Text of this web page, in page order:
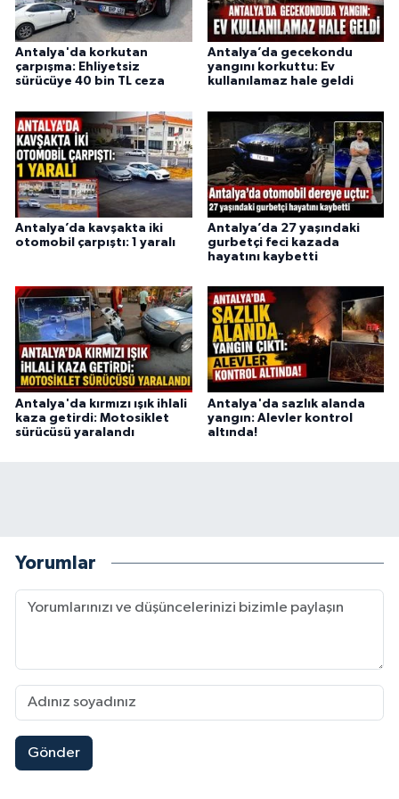
Antalya'da korkutan
çarpışma: Ehliyetsiz
sürücüye 40 bin TL ceza
Antalya’da gecekondu
yangını korkuttu: Ev
kullanılamaz hale geldi
Antalya’da kavşakta iki
otomobil çarpıştı: 1 yaralı
Antalya’da 27 yaşındaki
gurbetçi feci kazada
hayatını kaybetti
Antalya'da kırmızı ışık ihlali
kaza getirdi: Motosiklet
sürücüsü yaralandı
Antalya'da sazlık alanda
yangın: Alevler kontrol
altında!
Yorumlar
Gönder